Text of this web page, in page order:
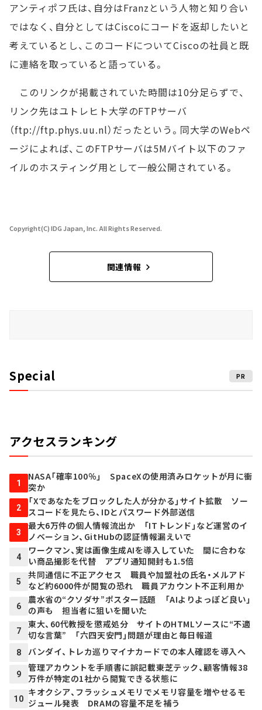
アンティポフ氏は、自分はFranzという人物と知り合い
ではなく、自分としてはCiscoにコードを返却したいと
考えているとし、このコードについてCiscoの社員と既
に連絡を取っていると語っている。
このリンクが掲載されていた時間は10分足らずで、
リンク先はユトレヒト大学のFTPサーバ
（ftp://ftp.phys.uu.nl）だったという。同大学のWebペ
ージによれば、このFTPサーバは5Mバイト以下のファ
イルのホスティング用として一般公開されている。
Copyright(C) IDG Japan, Inc. All Rights Reserved.
関連情報
Special PR
アクセスランキング
1
NASA「確率100％」 SpaceXの使用済みロケットが月に衝
突か
2
「Xであなたをブロックした人が分かる」サイト拡散 ソー
スコードを見たら、IDとパスワード外部送信
3
最大6万件の個人情報流出か 「ITトレンド」など運営のイ
ノベーション、GitHubの認証情報漏えいで
4
ワークマン、実は画像生成AIを導入していた 間に合わな
い商品撮影を代替 アプリ通知開封も1.5倍
5
共同通信に不正アクセス 職員や加盟社の氏名・メルアド
など約6000件が閲覧の恐れ 職員アカウント不正利用か
6
農水省の“クソダサ”ポスター話題 「AIよりよっぽど良い」
の声も 担当者に狙いを聞いた
7
東大、60代教授を懲戒処分 サイトのHTMLソースに“不適
切な言葉” 「六四天安門」問題が理由と毎日報道
8 バンダイ、トレカ巡りマイナカードでの本人確認を導入へ
9
管理アカウントを手順書に誤記載――東芝テック、顧客情報38
万件が特定の1社から閲覧できる状態に
10
キオクシア、フラッシュメモリでメモリ容量を増やせるモ
ジュール発表 DRAMの容量不足を補う